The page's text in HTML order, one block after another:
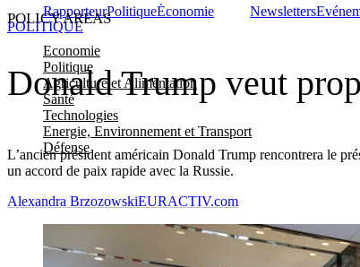
POLICY AREAS
Economie
Politique
Agriculture et Alimentation
Santé
Technologies
Energie, Environnement et Transport
Défense
RapporteurPolitiqueÉconomie Newsletters
Donald Trump veut
L’ancien président américain Donald Trump rencontrera le
un accord de paix rapide avec la Russie.
POLITIQUE
Alexandra BrzozowskiEURACTIV.com